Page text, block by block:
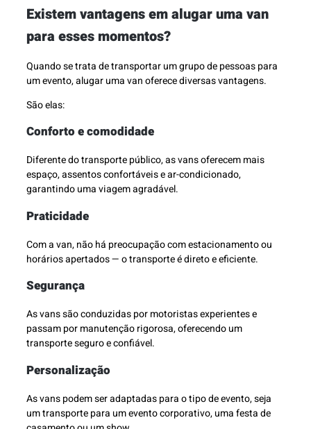
Existem vantagens em alugar uma van
para esses momentos?
Quando se trata de transportar um grupo de pessoas para
um evento, alugar uma van oferece diversas vantagens.
São elas:
Conforto e comodidade
Diferente do transporte público, as vans oferecem mais
espaço, assentos confortáveis e ar-condicionado,
garantindo uma viagem agradável.
Praticidade
Com a van, não há preocupação com estacionamento ou
horários apertados — o transporte é direto e eficiente.
Segurança
As vans são conduzidas por motoristas experientes e
passam por manutenção rigorosa, oferecendo um
transporte seguro e confiável.
Personalização
As vans podem ser adaptadas para o tipo de evento, seja
um transporte para um evento corporativo, uma festa de